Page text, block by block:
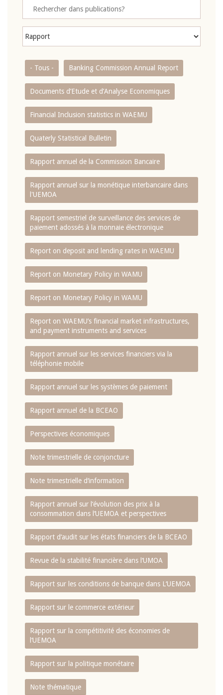
- Tous - Banking Commission Annual Report
Documents d’Etude et d’Analyse Economiques
Financial Inclusion statistics in WAEMU
Quaterly Statistical Bulletin
Rapport annuel de la Commission Bancaire
Rapport annuel sur la monétique interbancaire dans
l'UEMOA
Rapport semestriel de surveillance des services de
paiement adossés à la monnaie électronique
Report on deposit and lending rates in WAEMU
Report on Monetary Policy in WAMU
Report on Monetary Policy in WAMU
Report on WAEMU’s financial market infrastructures,
and payment instruments and services
Rapport annuel sur les services financiers via la
téléphonie mobile
Rapport annuel sur les systèmes de paiement
Rapport annuel de la BCEAO
Perspectives économiques
Note trimestrielle de conjoncture
Note trimestrielle d‘information
Rapport annuel sur l‘évolution des prix à la
consommation dans l‘UEMOA et perspectives
Rapport d‘audit sur les états financiers de la BCEAO
Revue de la stabilité financière dans l‘UMOA
Rapport sur les conditions de banque dans L‘UEMOA
Rapport sur le commerce extérieur
Rapport sur la compétitivité des économies de
l‘UEMOA
Rapport sur la politique monétaire
Note thématique